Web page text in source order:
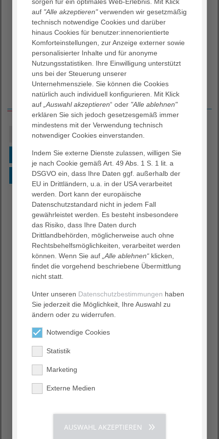
Pflege, Therapie und Kommunikation. Sie gestalten die
Seminare in überschaubaren Gruppen interaktiv und
verbinden konsequent Theorie mit Praxis.
Informationen über Qualifikationen und
Tätigkeitsschwerpunkte unserer Referent/innen erhalten
Sie durch Anklicken des Namens.
Übersicht
B C D E F G
K L M N O P Q R
T U V W X Y Z
Dr. Jürgen Wernecke
Facharzt für Innere Medizin,
Diabetologe DDG, Zusatz­bezeich­nung
Klinische Geriatrie, Schwerpunkte
Diabetologie, chro­ni­sche Wunden,
Bewegung und Ernährung, Chefarzt
DIAKONIKLINIKUM HAMBURG
Christian Werner
Sportwissenschaftler (M. A.),
Schwerpunkte: Körperliches Train­­ing
von intelligenten Assistenzsystemen.
BETHANIEN KRANKENHAUS
Beate Wolf
auf "Alle akzeptieren"verwenden wir gesetzmäßig
technisch notwendige Cookies und darüber
hinaus Cookies für benutzer:innenorientierte
Komforteinstellungen, zur Anzeige externer sowie
personalisierter Inhalte und für anonyme
Nutzungsstatistiken. Ihre Einwilligung unterstützt
uns bei der Steuerung unserer
Unternehmensziele. Sie können die Cookies
natürlich auch individuell konfigurieren. Mit Klick
auf „Auswahl akzeptieren“ oder "Alle ablehnen"
erklären Sie sich jedoch gesetzesgemäß immer
mindestens mit der Verwendung technisch
notwendiger Cookies einverstanden.
Indem Sie externe Dienste zulassen, willigen Sie
je nach Cookie gemäß Art. 49 Abs. 1 S. 1 lit. a
DSGVO ein, dass Ihre Daten ggf. außerhalb der
EU in Drittländern, u.a. in der USA verarbeitet
werden. Dort kann der europäische
Datenschutzstandard nicht in jedem Fall
gewährleistet werden. Es besteht insbesondere
das Risiko, dass Ihre Daten durch
Drittlandbehörden, möglicherweise auch ohne
Rechtsbehelfsmöglichkeiten, verarbeitet werden
können. Wenn Sie auf „Alle ablehnen“ klicken,
findet die vorgehend beschriebene Übermittlung
nicht statt.
Unter unseren Datenschutzbestimmungen haben
Sie jederzeit die Möglichkeit, Ihre Auswahl zu
ändern oder zu widerrufen.
Notwendige Cookies
Statistik
Marketing
Externe Medien
AUSWAHL AKZEPTIEREN